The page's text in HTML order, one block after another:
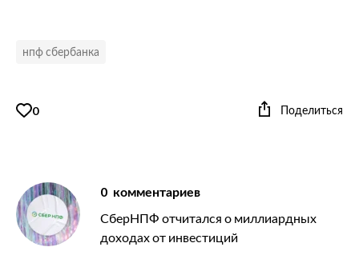
нпф сбербанка
0 Поделиться
0 комментариев
СберНПФ отчитался о миллиардных
доходах от инвестиций